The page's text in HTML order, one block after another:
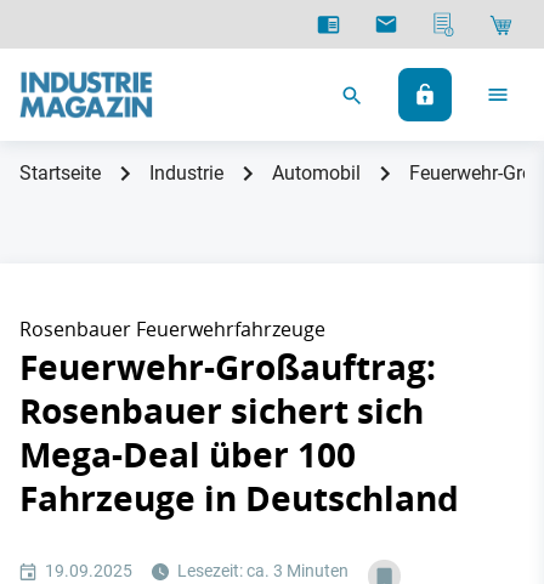
Startseite Industrie Automobil Feuerwehr-
Rosenbauer Feuerwehrfahrzeuge
Feuerwehr-Großauftrag:
Rosenbauer sichert sich
Mega-Deal über 100
Fahrzeuge in Deutschland
19.09.2025 Lesezeit: ca. 3 Minuten